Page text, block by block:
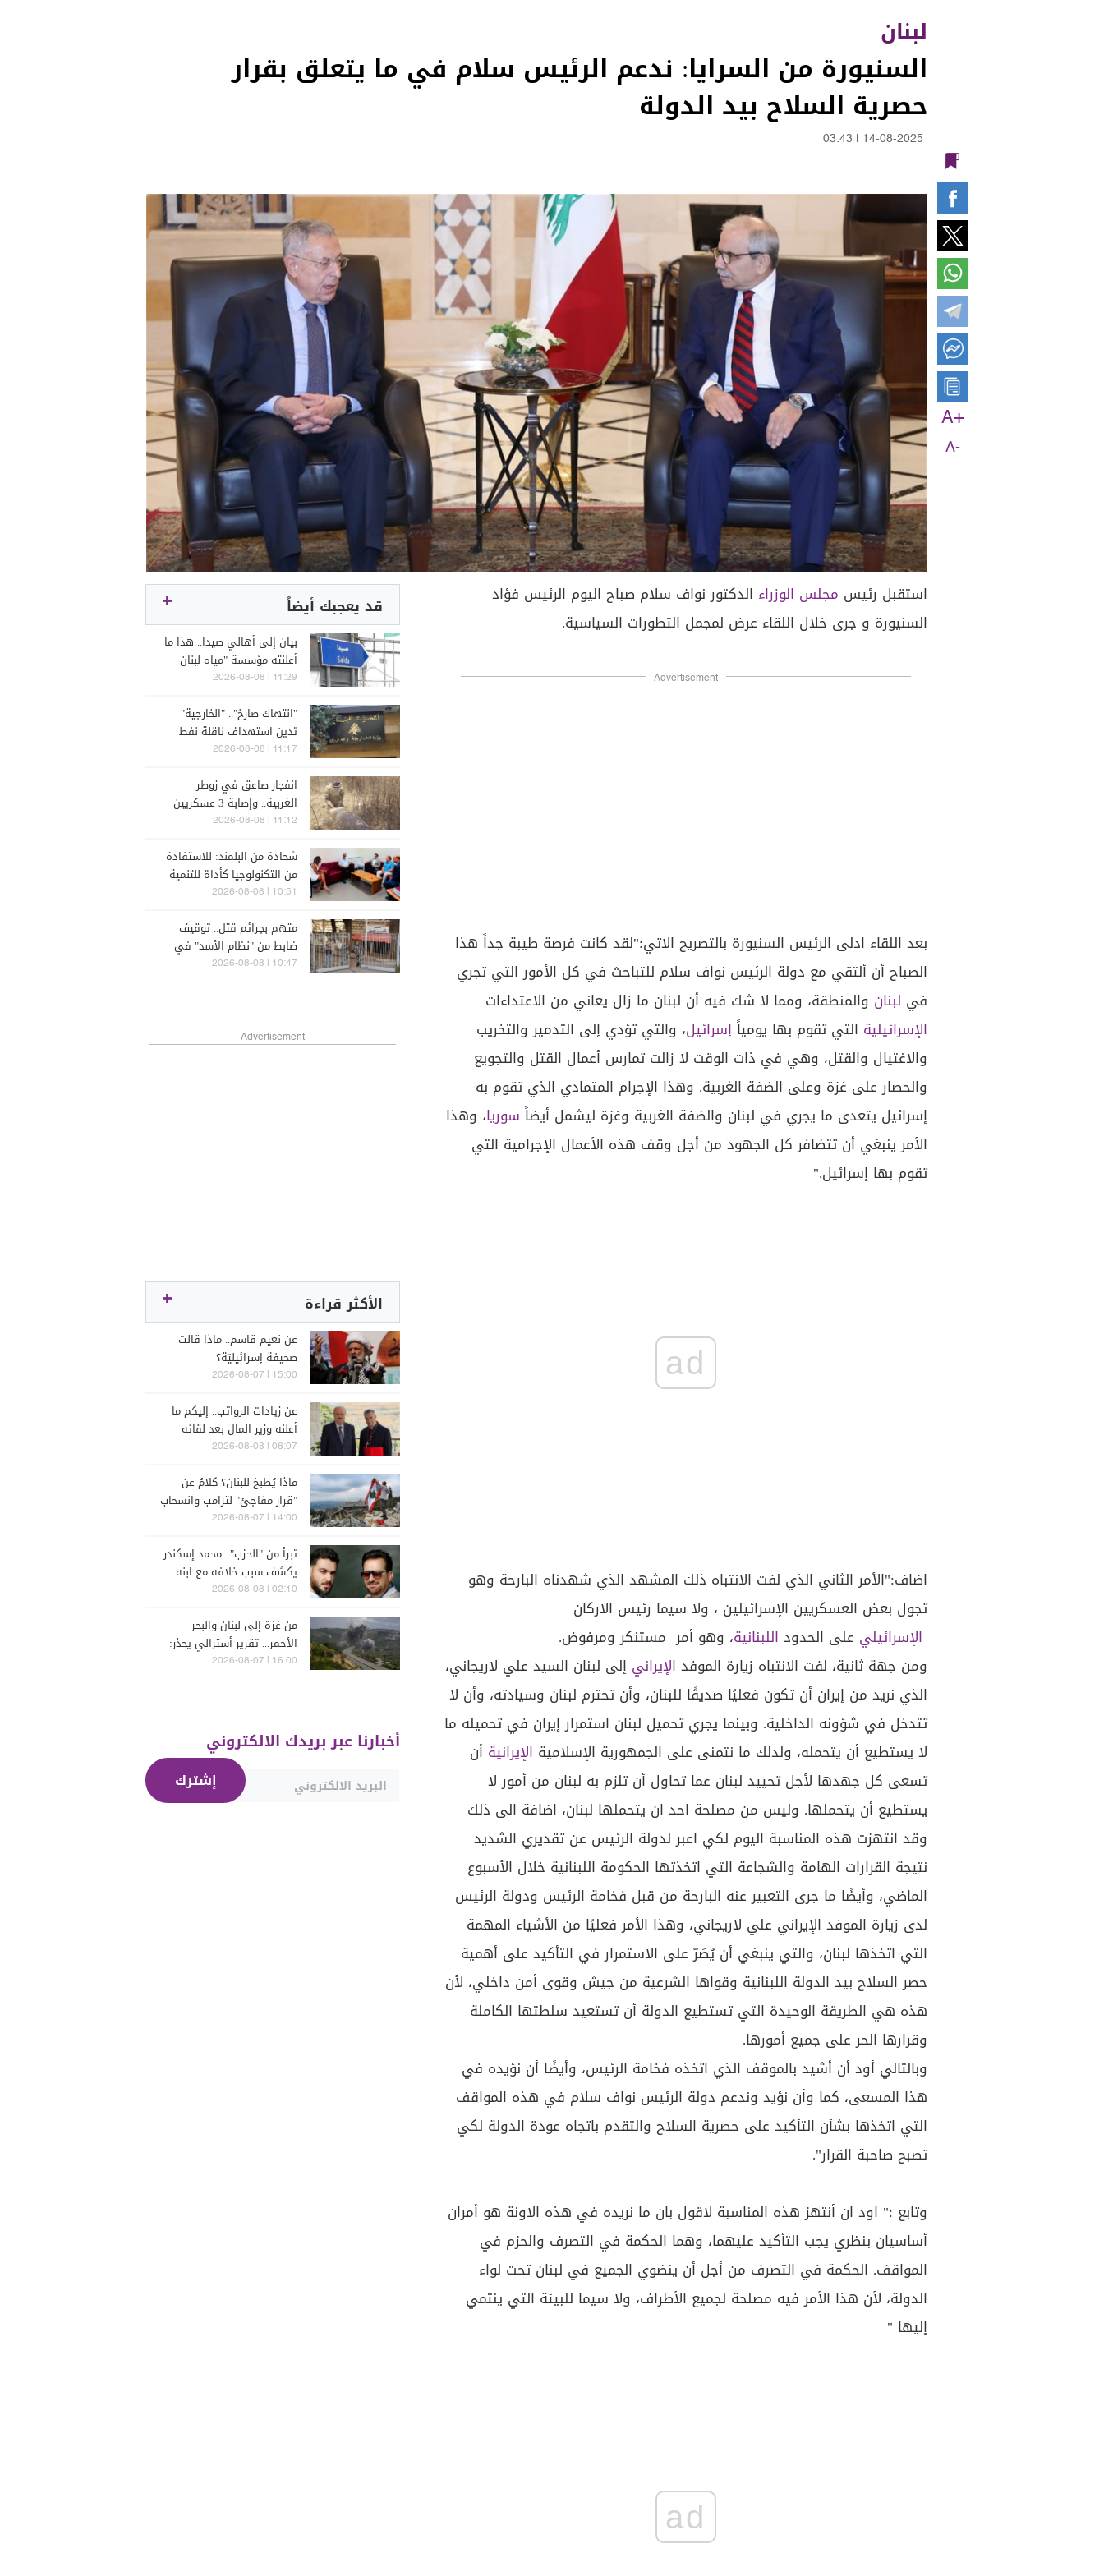
لبنان
السنيورة من السرايا: ندعم الرئيس سلام في ما يتعلق بقرار
حصرية السلاح بيد الدولة
14-08-2025
03:43
A+
A-
استقبل رئيس مجلس الوزراء الدكتور نواف سلام صباح اليوم الرئيس فؤاد
السنيورة و جرى خلال اللقاء عرض لمجمل التطورات السياسية.
Advertisement
بعد اللقاء ادلى الرئيس السنيورة بالتصريح الاتي:"لقد كانت فرصة طيبة جداً هذا
الصباح أن ألتقي مع دولة الرئيس نواف سلام للتباحث في كل الأمور التي تجري
في لبنان والمنطقة، ومما لا شك فيه أن لبنان ما زال يعاني من الاعتداءات
الإسرائيلية التي تقوم بها يومياً إسرائيل، والتي تؤدي إلى التدمير والتخريب
والاغتيال والقتل، وهي في ذات الوقت لا زالت تمارس أعمال القتل والتجويع
والحصار على غزة وعلى الضفة الغربية. وهذا الإجرام المتمادي الذي تقوم به
إسرائيل يتعدى ما يجري في لبنان والضفة الغربية وغزة ليشمل أيضاً سوريا، وهذا
الأمر ينبغي أن تتضافر كل الجهود من أجل وقف هذه الأعمال الإجرامية التي
تقوم بها إسرائيل."
ad
اضاف:"الأمر الثاني الذي لفت الانتباه ذلك المشهد الذي شهدناه البارحة وهو
تجول بعض العسكريين الإسرائيلين ، ولا سيما رئيس الاركان
الإسرائيلي على الحدود اللبنانية، وهو أمر مستنكر ومرفوض.
ومن جهة ثانية، لفت الانتباه زيارة الموفد الإيراني إلى لبنان السيد علي لاريجاني،
الذي نريد من إيران أن تكون فعليًا صديقًا للبنان، وأن تحترم لبنان وسيادته، وأن لا
تتدخل في شؤونه الداخلية. وبينما يجري تحميل لبنان استمرار إيران في تحميله ما
لا يستطيع أن يتحمله، ولدلك ما نتمنى على الجمهورية الإسلامية الإيرانية أن
تسعى كل جهدها لأجل تحييد لبنان عما تحاول أن تلزم به لبنان من أمور لا
يستطيع أن يتحملها. وليس من مصلحة احد ان يتحملها لبنان، اضافة الى ذلك
وقد انتهزت هذه المناسبة اليوم لكي اعبر لدولة الرئيس عن تقديري الشديد
نتيجة القرارات الهامة والشجاعة التي اتخذتها الحكومة اللبنانية خلال الأسبوع
الماضي، وأيضًا ما جرى التعبير عنه البارحة من قبل فخامة الرئيس ودولة الرئيس
لدى زيارة الموفد الإيراني علي لاريجاني، وهذا الأمر فعليًا من الأشياء المهمة
التي اتخذها لبنان، والتي ينبغي أن يُصَرّ على الاستمرار في التأكيد على أهمية
حصر السلاح بيد الدولة اللبنانية وقواها الشرعية من جيش وقوى أمن داخلي، لأن
هذه هي الطريقة الوحيدة التي تستطيع الدولة أن تستعيد سلطتها الكاملة
وقرارها الحر على جميع أمورها.
وبالتالي أود أن أشيد بالموقف الذي اتخذه فخامة الرئيس، وأيضًا أن نؤيده في
هذا المسعى، كما وأن نؤيد وندعم دولة الرئيس نواف سلام في هذه المواقف
التي اتخذها بشأن التأكيد على حصرية السلاح والتقدم باتجاه عودة الدولة لكي
تصبح صاحبة القرار".
وتابع :" اود ان أنتهز هذه المناسبة لاقول بان ما نريده في هذه الاونة هو أمران
أساسيان بنظري يجب التأكيد عليهما، وهما الحكمة في التصرف والحزم في
المواقف. الحكمة في التصرف من أجل أن ينضوي الجميع في لبنان تحت لواء
الدولة، لأن هذا الأمر فيه مصلحة لجميع الأطراف، ولا سيما للبيئة التي ينتمي
إليها "
ad
قد يعجبك أيضاً
بيان إلى أهالي صيدا.. هذا ما
أعلنته مؤسسة "مياه لبنان
الجنوبي"
11:29 | 2026-08-08
"انتهاك صارخ".. "الخارجية"
تدين استهداف ناقلة نفط
إماراتيّة في مضيق هرمز
11:17 | 2026-08-08
انفجار صاعق في زوطر
الغربية.. وإصابة 3 عسكريين
11:12 | 2026-08-08
شحادة من البلمند: للاستفادة
من التكنولوجيا كأداة للتنمية
والنهوض وفتح آفاق جديدة
10:51 | 2026-08-08
متهم بجرائم قتل.. توقيف
ضابط من "نظام الأسد" في
لبنان
10:47 | 2026-08-08
Advertisement
الأكثر قراءة
عن نعيم قاسم.. ماذا قالت
صحيفة إسرائيليّة؟
15:00 | 2026-08-07
عن زيادات الرواتب.. إليكم ما
أعلنه وزير المال بعد لقائه
الراعي
08:07 | 2026-08-08
ماذا يُطبخ للبنان؟ كلامٌ عن
"قرار مفاجئ" لترامب وانسحاب
إسرائيل
14:00 | 2026-08-07
تبرأ من "الحزب".. محمد إسكندر
يكشف سبب خلافه مع ابنه
فارس (فيديو)
02:10 | 2026-08-08
من غزة إلى لبنان والبحر
الأحمر... تقرير أسترالي يحذر:
الشرق الأوسط يدخل أخطر
16:00 | 2026-08-07
أخبارنا عبر بريدك الالكتروني
إشترك